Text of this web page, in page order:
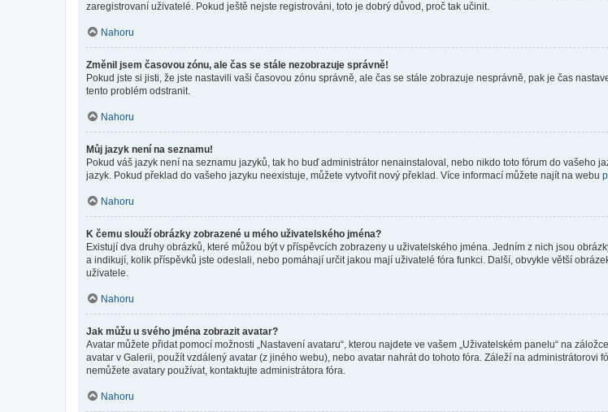
zaregistrovaní uživatelé. Pokud ještě nejste registrováni, toto je dobrý důvod, proč tak učinit.
Nahoru
Změnil jsem časovou zónu, ale čas se stále nezobrazuje správně!
Pokud jste si jisti, že jste nastavili vaši časovou zónu správně, ale čas se stále zobrazuje nesprávně, pak je čas
tento problém odstranit.
Nahoru
Můj jazyk není na seznamu!
Pokud váš jazyk není na seznamu jazyků, tak ho buď administrátor nenainstaloval, nebo nikdo toto fórum do vašeho
jazyk. Pokud překlad do vašeho jazyku neexistuje, můžete vytvořit nový překlad. Více informací můžete najít na webu
Nahoru
K čemu slouží obrázky zobrazené u mého uživatelského jména?
Existují dva druhy obrázků, které můžou být v příspěvcích zobrazeny u uživatelského jména. Jedním z nich jsou
a indikují, kolik příspěvků jste odeslali, nebo pomáhají určit jakou mají uživatelé fóra funkci. Další, obvykle větší
uživatele.
Nahoru
Jak můžu u svého jména zobrazit avatar?
Avatar můžete přidat pomocí možnosti „Nastavení avataru“, kterou najdete ve vašem „Uživatelském panelu“ na
avatar v Galerii, použít vzdálený avatar (z jiného webu), nebo avatar nahrát do tohoto fóra. Záleží na
nemůžete avatary používat, kontaktujte administrátora fóra.
Nahoru